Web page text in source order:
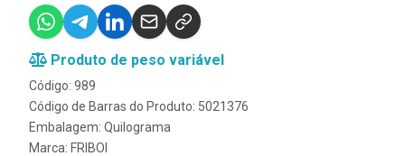
Produto de peso variável
Código: 989
Código de Barras do Produto: 5021376
Embalagem: Quilograma
Marca: FRIBOI